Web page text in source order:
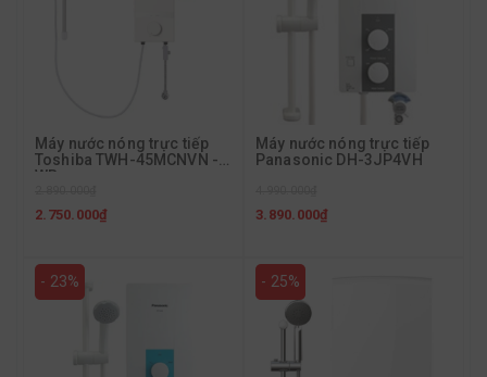
Máy nước nóng trực tiếp
Toshiba TWH-45MCNVN -
WB
2.750.000₫
Máy nước nóng trực tiếp
Panasonic DH-3JP4VH
3.890.000₫
- 23% - 25%